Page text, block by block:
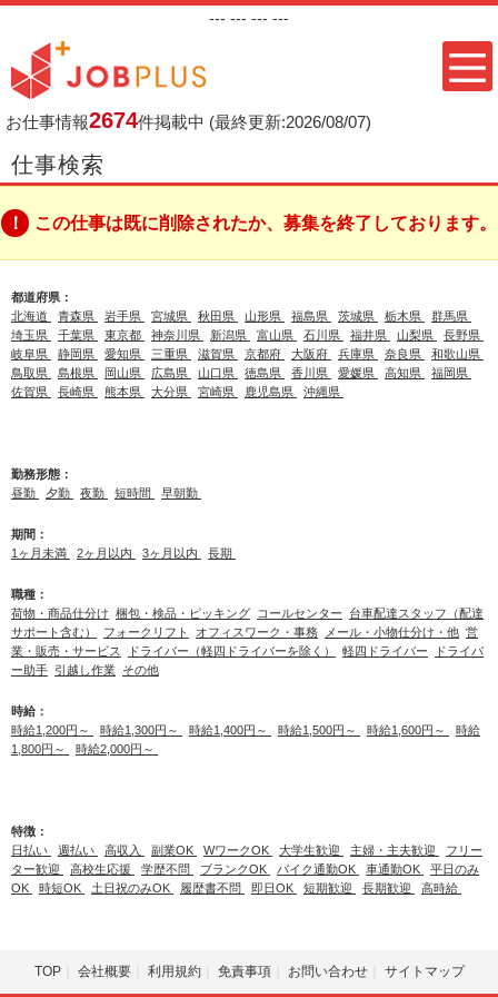
--- --- --- ---
お仕事情報2674件掲載中 (最終更新:2026/08/07)
仕事検索
この仕事は既に削除されたか、募集を終了しております。
都道府県：
北海道
青森県 岩手県 宮城県 秋田県 山形県 福島県 茨城県 栃木県
群馬県
埼玉県
千葉県 東京都 神奈川県 新潟県 富山県 石川県 福井県 山梨県
長野県
岐阜県
静岡県 愛知県 三重県 滋賀県 京都府 大阪府 兵庫県 奈良県
和歌山県
鳥取県
島根県 岡山県 広島県 山口県 徳島県 香川県 愛媛県 高知県
福岡県
佐賀県
長崎県 熊本県 大分県 宮崎県 鹿児島県 沖縄県
勤務形態：
昼勤
夕勤 夜勤 短時間 早朝勤
期間：
1ヶ月未満
2ヶ月以内 3ヶ月以内 長期
職種：
荷物・商品仕分け 梱包・検品・ピッキング コールセンター
台車配達スタッフ（配達
サポート含む）
フォークリフト オフィスワーク・事務 メール・小物仕分け・他 営
業・販売・サービス
ドライバー（軽四ドライバーを除く） 軽四ドライバー
ドライバ
ー助手 引越し作業 その他
時給：
時給1,200円～
時給1,300円～ 時給1,400円～ 時給1,500円～ 時給1,600円～
時給
1,800円～
時給2,000円～
特徴：
日払い
週払い 高収入 副業OK WワークOK 大学生歓迎 主婦・主夫歓迎
フリー
ター歓迎
高校生応援 学歴不問 ブランクOK バイク通勤OK 車通勤OK
平日のみ
OK
時短OK 土日祝のみOK 履歴書不問 即日OK 短期歓迎 長期歓迎 高時給
TOP 会社概要 利用規約 免責事項 お問い合わせ サイトマップ